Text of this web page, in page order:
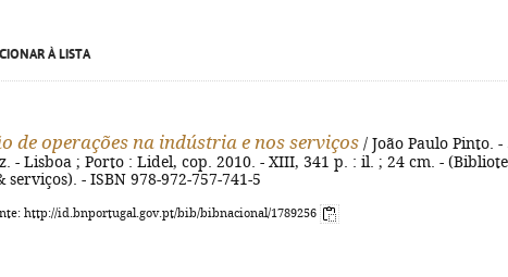
À LISTA
de operações na indústria e nos serviços / João Paulo Pinto. -
- Lisboa ; Porto : Lidel, cop. 2010. - XIII, 341 p. : il. ; 24 cm. -
- ISBN 978-972-757-741-5
http://id.bnportugal.gov.pt/bib/bibnacional/1789256